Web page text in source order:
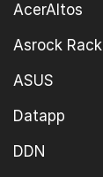
AcerAltos
Asrock Rack
ASUS
Datapp
DDN